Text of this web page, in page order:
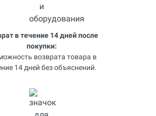
в течение 14 дней после
покупки:
возврата товара в
14 дней без объяснений.